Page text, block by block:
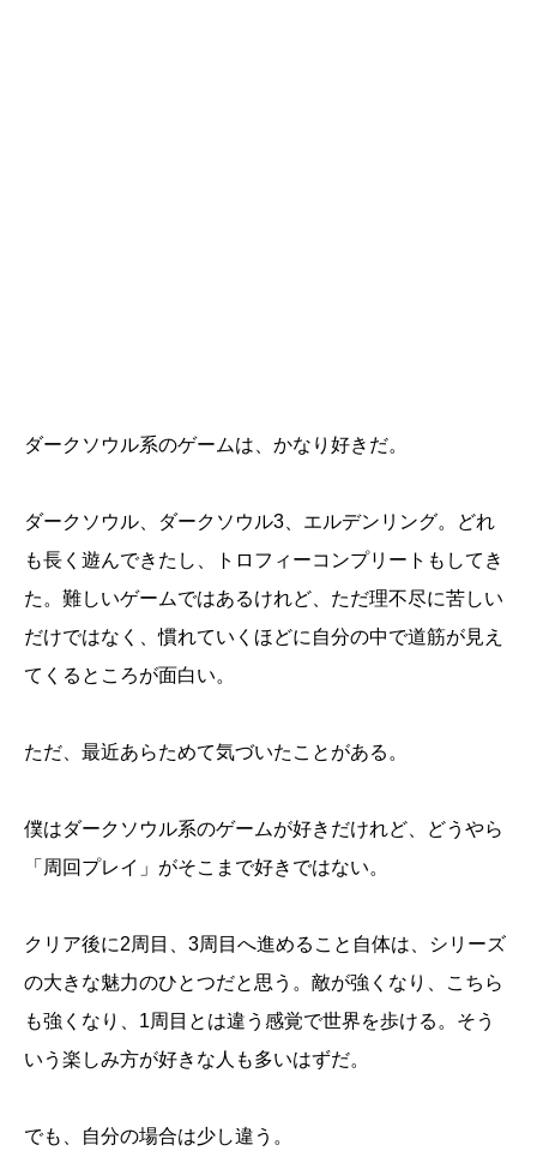
ダークソウル系のゲームは、かなり好きだ。
ダークソウル、ダークソウル3、エルデンリング。どれ
も長く遊んできたし、トロフィーコンプリートもしてき
た。難しいゲームではあるけれど、ただ理不尽に苦しい
だけではなく、慣れていくほどに自分の中で道筋が見え
てくるところが面白い。
ただ、最近あらためて気づいたことがある。
僕はダークソウル系のゲームが好きだけれど、どうやら
「周回プレイ」がそこまで好きではない。
クリア後に2周目、3周目へ進めること自体は、シリーズ
の大きな魅力のひとつだと思う。敵が強くなり、こちら
も強くなり、1周目とは違う感覚で世界を歩ける。そう
いう楽しみ方が好きな人も多いはずだ。
でも、自分の場合は少し違う。